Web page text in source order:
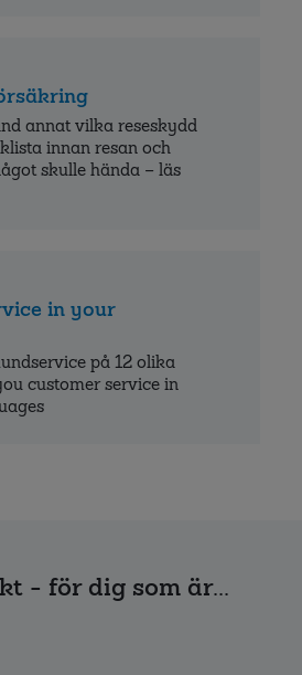
annat vilka reseskydd
innan resan och
skulle hända – läs
in your
på 12 olika
customer service in
- för dig som är...